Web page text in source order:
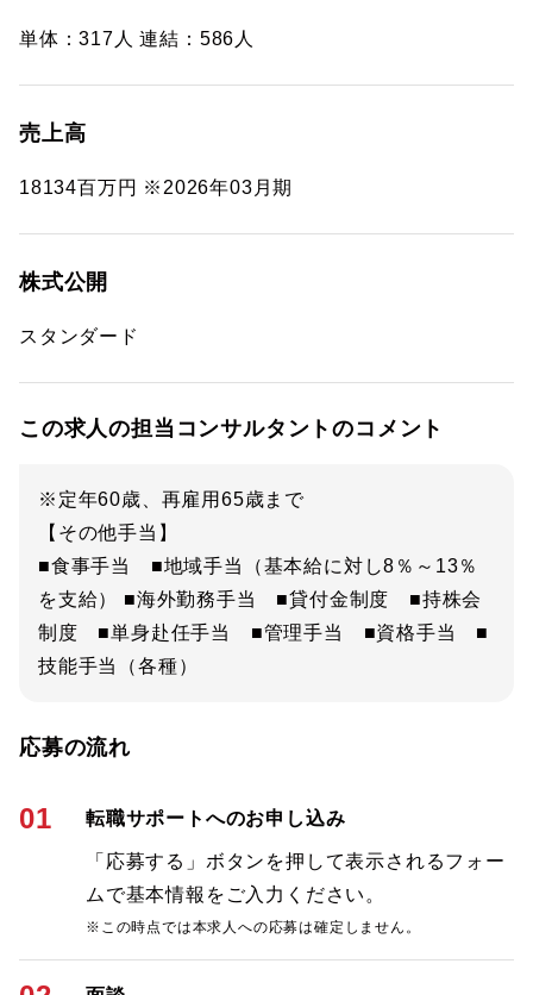
単体：317人 連結：586人
売上高
18134百万円 ※2026年03月期
株式公開
スタンダード
この求人の担当コンサルタントのコメント
※定年60歳、再雇用65歳まで
【その他手当】
■食事手当 ■地域手当（基本給に対し8％～13％
を支給） ■海外勤務手当 ■貸付金制度 ■持株会
制度 ■単身赴任手当 ■管理手当 ■資格手当 ■
技能手当（各種）
応募の流れ
01 転職サポートへのお申し込み
「応募する」ボタンを押して表示されるフォー
ムで基本情報をご入力ください。
※この時点では本求人への応募は確定しません。